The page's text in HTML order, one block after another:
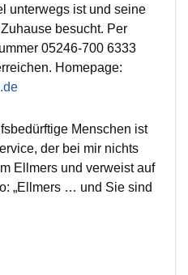
unterwegs ist und seine
besucht. Per
05246-700 6333
Homepage:
Menschen ist
der bei mir nichts
Ellmers und verweist auf
„Ellmers … und Sie sind